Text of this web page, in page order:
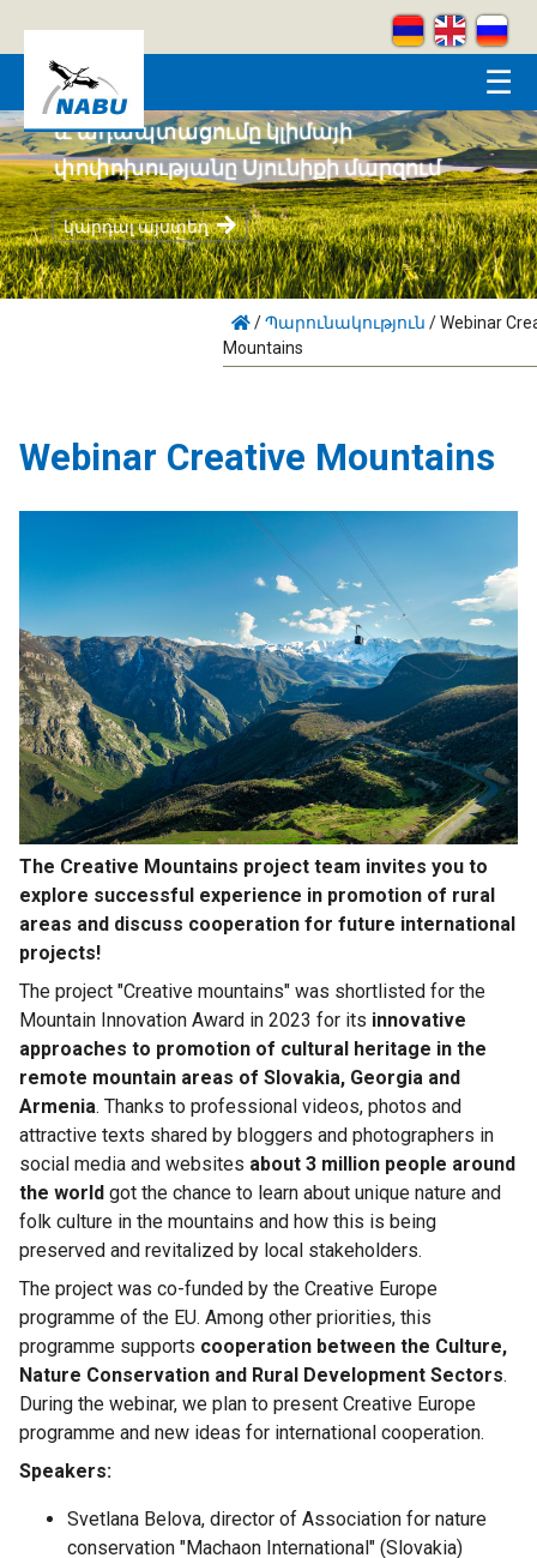
☰
Համայնքահեն բնապահպանությունը
և ադապտացումը կլիմայի
փոփոխությանը Սյունիքի մարզում
կարդալ այստեղ
/Պարունակություն /Webinar
Mountains
Webinar Creative Mountains
The Creative Mountains project team invites you to
explore successful experience in promotion of rural
areas and discuss cooperation for future international
projects!
The project "Creative mountains" was shortlisted for the
Mountain Innovation Award in 2023 for its innovative
approaches to promotion of cultural heritage in the
remote mountain areas of Slovakia, Georgia and
Armenia. Thanks to professional videos, photos and
attractive texts shared by bloggers and photographers in
social media and websites about 3 million people around
the world got the chance to learn about unique nature and
folk culture in the mountains and how this is being
preserved and revitalized by local stakeholders.
The project was co-funded by the Creative Europe
programme of the EU. Among other priorities, this
programme supports cooperation between the Culture,
Nature Conservation and Rural Development Sectors.
During the webinar, we plan to present Creative Europe
programme and new ideas for international cooperation.
Speakers:
Svetlana Belova, director of Association for nature
conservation "Machaon International" (Slovakia)